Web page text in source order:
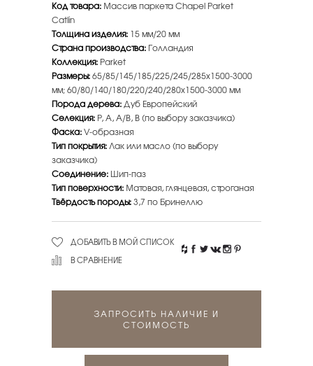
Код товара: Массив паркета Chapel Parket
Catlin
Толщина изделия: 15 мм/20 мм
Страна производства: Голландия
Коллекция: Parket
Размеры:65/85/145/185/225/245/285x1500-3000
мм; 60/80/140/180/220/240/280x1500-3000 мм
Порода дерева:Дуб Европейский
Селекция: P, A, A/B, B (по выбору заказчика)
Фаска:V-образная
Тип покрытия:Лак или масло (по выбору
заказчика)
Соединение: Шип-паз
Тип поверхности: Матовая, глянцевая, строганая
Твёрдость породы:3,7 по Бринеллю
ДОБАВИТЬ В МОЙ СПИСОК
В СРАВНЕНИЕ
ЗАПРОСИТЬ НАЛИЧИЕ И
СТОИМОСТЬ